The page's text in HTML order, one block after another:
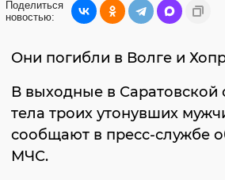
Поделиться
новостью:
Они погибли в Волге и
В выходные в Саратовской
тела троих утонувших
сообщают в пресс-службе
МЧС.